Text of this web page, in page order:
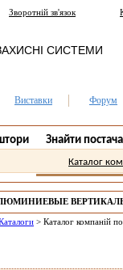
Зворотній зв'язок
СИСТЕМИ
Виставки Форум
Знайти
Каталог
> Каталог компаній